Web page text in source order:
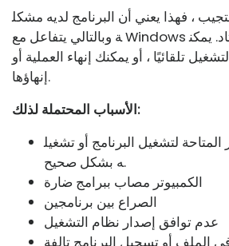
، فهذا يعني أن البرنامج لديه مشكل
ة وبالتالي يتفاعل مع Windows بشكل أبطأ من المعتاد. يمكن
تلقائيًا ، أو يمكنك إنهاء العملية أو
إنهاؤها.
الأسباب المحتملة لذلك:
لتشغيل البرنامج أو تشغيل
ه بشكل صحيح.
الكمبيوتر مصاب ببرامج ضارة
الصراع بين برنامجين
عدم توافق إصدار نظام التشغيل